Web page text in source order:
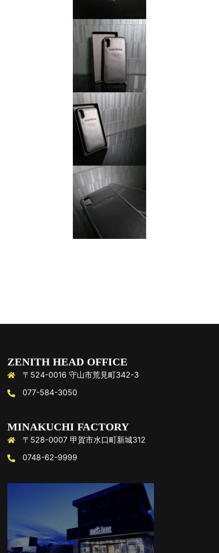
ZENITH HEAD OFFICE
〒524-0016 守山市荒見町342-3
077-584-3050
MINAKUCHI FACTORY
〒528-0007 甲賀市水口町新城312
0748-62-9999